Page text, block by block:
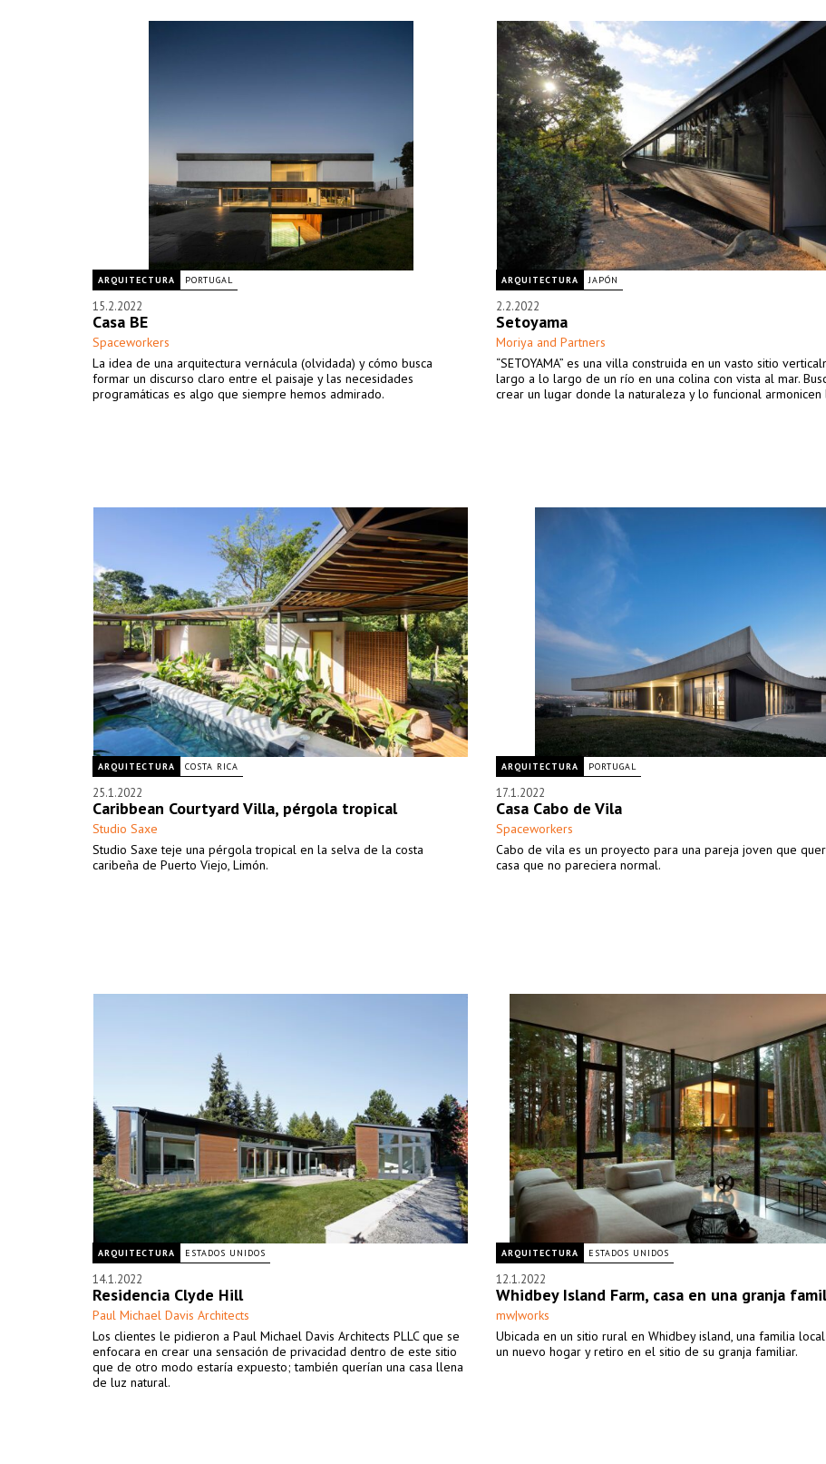
ARQUITECTURA PORTUGAL
15.2.2022
Casa BE
Spaceworkers
La idea de una arquitectura vernácula (olvidada) y cómo busca
formar un discurso claro entre el paisaje y las necesidades
programáticas es algo que siempre hemos admirado.
ARQUITECTURA JAPÓN
2.2.2022
Setoyama
Moriya and Partners
“SETOYAMA” es una villa construida en un vasto sitio
largo a lo largo de un río en una colina con vista al mar.
crear un lugar donde la naturaleza y lo funcional armonicen
ARQUITECTURA COSTA RICA
25.1.2022
Caribbean Courtyard Villa, pérgola tropical
Studio Saxe
Studio Saxe teje una pérgola tropical en la selva de la costa
caribeña de Puerto Viejo, Limón.
ARQUITECTURA PORTUGAL
17.1.2022
Casa Cabo de Vila
Spaceworkers
Cabo de vila es un proyecto para una pareja joven que
casa que no pareciera normal.
ARQUITECTURA ESTADOS UNIDOS
14.1.2022
Residencia Clyde Hill
Paul Michael Davis Architects
Los clientes le pidieron a Paul Michael Davis Architects PLLC que se
enfocara en crear una sensación de privacidad dentro de este sitio
que de otro modo estaría expuesto; también querían una casa llena
de luz natural.
ARQUITECTURA ESTADOS UNIDOS
12.1.2022
Whidbey Island Farm, casa en una granja
mw|works
Ubicada en un sitio rural en Whidbey island, una familia
un nuevo hogar y retiro en el sitio de su granja familiar.